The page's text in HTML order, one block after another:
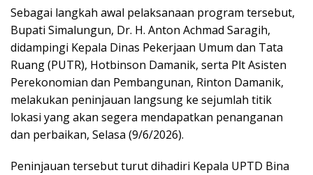
Sebagai langkah awal pelaksanaan program tersebut,
Bupati Simalungun, Dr. H. Anton Achmad Saragih,
didampingi Kepala Dinas Pekerjaan Umum dan Tata
Ruang (PUTR), Hotbinson Damanik, serta Plt Asisten
Perekonomian dan Pembangunan, Rinton Damanik,
melakukan peninjauan langsung ke sejumlah titik
lokasi yang akan segera mendapatkan penanganan
dan perbaikan, Selasa (9/6/2026).
Peninjauan tersebut turut dihadiri Kepala UPTD Bina